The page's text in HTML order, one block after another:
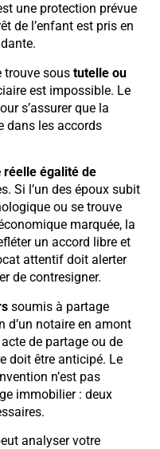
une protection prévue
de l’enfant est pris en
trouve sous tutelle ou
est impossible. Le
s’assurer que la
dans les accords
réelle égalité de
Si l’un des époux subit
ou se trouve
marquée, la
un accord libre et
attentif doit alerter
de contresigner.
soumis à partage
d’un notaire en amont
de partage ou de
doit être anticipé. Le
n’est pas
immobilier : deux
analyser votre